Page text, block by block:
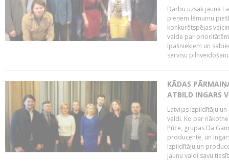
Darbu uzsāk jaunā
pieņem lēmumu
konkurētspējas
valde par
īpašniekiem un
servisu
KĀDAS
ATBILD INGARS
Latvijas Izpildītāju
valdi. Ko par
Pūce, grupas Da
producente, un
Izpildītāju un
jaunu valdi savu